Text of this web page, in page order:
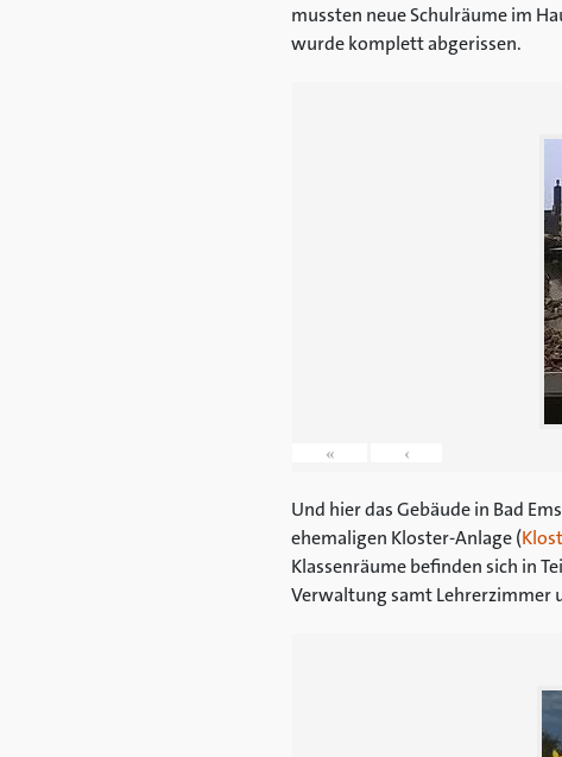
mussten neue Schulräume im
wurde komplett abgerissen.
« ‹
Und hier das Gebäude in Bad
ehemaligen Kloster-Anlage (
Klassenräume befinden sich in
Verwaltung samt Lehrerzimmer